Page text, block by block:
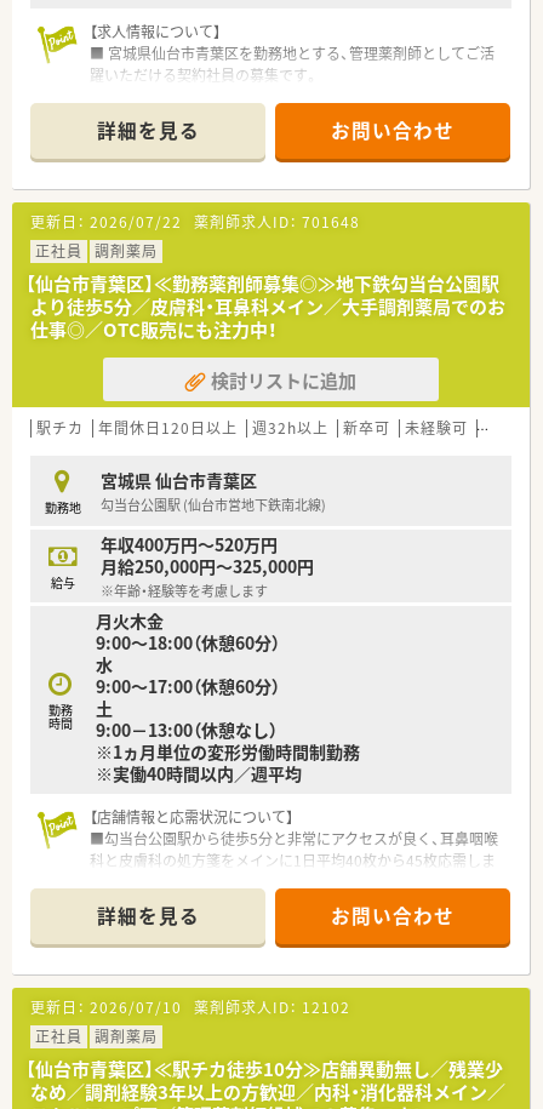
【求人情報について】
■ 宮城県仙台市青葉区を勤務地とする、管理薬剤師としてご活
躍いただける契約社員の募集です。
経験等により優遇されます。
■企業未経験の方もご相談下さい♪
【会社特徴】
■ 環境や衛生のプロフェッショナルが満足するような、関連薬
剤の開発や提携に努めています。
■ 宮城県内で唯一の医療用医薬品製造販売業者であり、地域社
会において高い信頼を得ています。
■ 従業員のスキルアップを応援しており、外部研修等への参加
を支援する福利厚生があります。
【想定されるモデル年収】
■ ご提示できる年収は380万円から420万円の範囲であり、契約
社員としての採用となります。
■ これまでのご経験やスキルを考慮した上で、支給される給与
■ 定期的な昇給や賞与の支給はございませんが、時間外手当が
全額支給される仕組みです。
詳細を見る お問い合わせ
更新日： 2026/07/22 薬剤師求人ID： 701648
正社員
調剤薬局
【仙台市青葉区】≪勤務薬剤師募集◎≫地下鉄勾当台公園駅
より徒歩5分／皮膚科・耳鼻科メイン／大手調剤薬局でのお
仕事◎／OTC販売にも注力中！
検討リストに追加
駅チカ 年間休日120日以上 週32h以上 新卒可 未経験可 残業な
勤務地
宮城県 仙台市青葉区
勾当台公園駅 (仙台市営地下鉄南北線)
給与
年収400万円～520万円
月給250,000円～325,000円
※年齢・経験等を考慮します
勤務
時間
月火木金
9:00～18:00（休憩60分）
水
9:00～17:00（休憩60分）
土
9:00－13:00（休憩なし）
※1ヵ月単位の変形労働時間制勤務
※実働40時間以内／週平均
【店舗情報と応需状況について】
■勾当台公園駅から徒歩5分と非常にアクセスが良く、耳鼻咽喉
科と皮膚科の処方箋をメインに1日平均40枚から45枚応需しま
■現在は40代から50代のベテラン薬剤師が在籍しており、常勤
1.5名体制の少人数での店舗運営をしています。
■近隣の医療機関だけでなく広域からの面処方箋も受け付けて
おり、地域に根差したかかりつけ薬局として質の高い医療を提供
します。
【法人特徴について】
■東証プライム上場企業として全国に350店舗以上を展開し、大
学病院門前からコンビニ併設店まで多彩な店舗形態を強みとし
ています。
詳細を見る お問い合わせ
更新日： 2026/07/10 薬剤師求人ID： 12102
正社員
調剤薬局
【仙台市青葉区】≪駅チカ徒歩10分≫店舗異動無し／残業少
なめ／調剤経験3年以上の方歓迎／内科・消化器科メイン／